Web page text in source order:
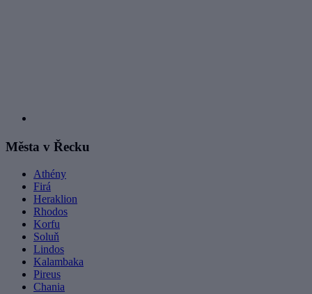
Města v Řecku
Athény
Firá
Heraklion
Rhodos
Korfu
Soluň
Lindos
Kalambaka
Pireus
Chania